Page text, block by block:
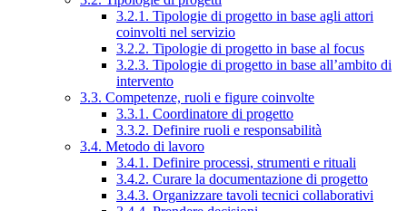
3.2.1. Tipologie di progetto in base agli attori
coinvolti nel servizio
3.2.2. Tipologie di progetto in base al focus
3.2.3. Tipologie di progetto in base all’ambito di
intervento
3.3. Competenze, ruoli e figure coinvolte
3.3.1. Coordinatore di progetto
3.3.2. Definire ruoli e responsabilità
3.4. Metodo di lavoro
3.4.1. Definire processi, strumenti e rituali
3.4.2. Curare la documentazione di progetto
3.4.3. Organizzare tavoli tecnici collaborativi